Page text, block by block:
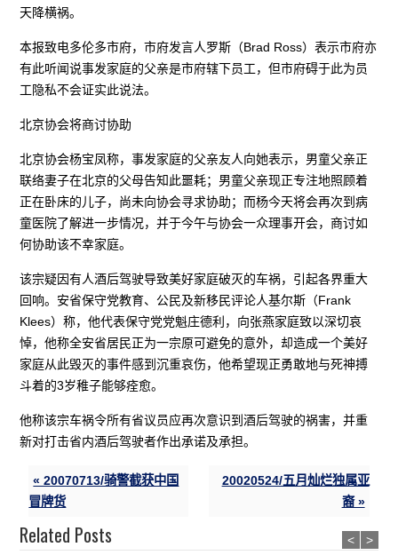
天降横祸。
本报致电多伦多市府，市府发言人罗斯（Brad Ross）表示市府亦
有此听闻说事发家庭的父亲是市府辖下员工，但市府碍于此为员
工隐私不会证实此说法。
北京协会将商讨协助
北京协会杨宝凤称，事发家庭的父亲友人向她表示，男童父亲正
联络妻子在北京的父母告知此噩耗；男童父亲现正专注地照顾着
正在卧床的儿子，尚未向协会寻求协助；而杨今天将会再次到病
童医院了解进一步情况，并于今午与协会一众理事开会，商讨如
何协助该不幸家庭。
该宗疑因有人酒后驾驶导致美好家庭破灭的车祸，引起各界重大
回响。安省保守党教育、公民及新移民评论人基尔斯（Frank
Klees）称，他代表保守党党魁庄德利，向张燕家庭致以深切哀
悼，他称全安省居民正为一宗原可避免的意外，却造成一个美好
家庭从此毁灭的事件感到沉重哀伤，他希望现正勇敢地与死神搏
斗着的3岁稚子能够痊愈。
他称该宗车祸令所有省议员应再次意识到酒后驾驶的祸害，并重
新对打击省内酒后驾驶者作出承诺及承担。
« 20070713/骑警截获中国
冒牌货
20020524/五月灿烂独属亚
裔 »
Related Posts < >